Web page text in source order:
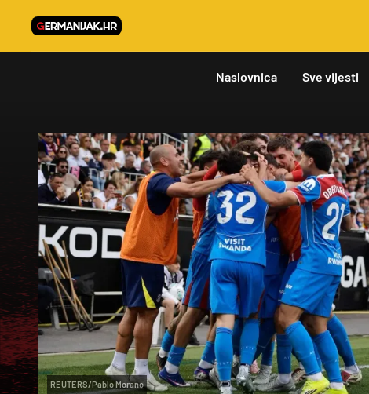
Naslovnica Sve vijesti
REUTERS/Pablo Morano